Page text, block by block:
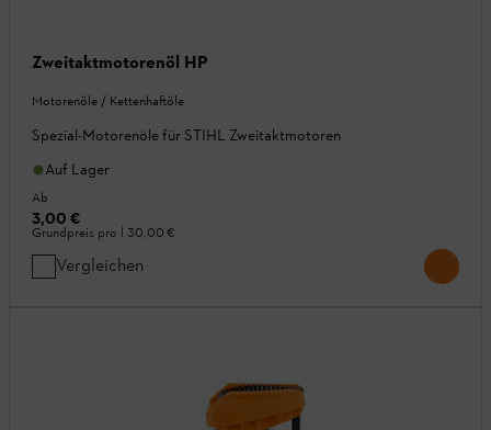
Zweitaktmotorenöl HP
Motorenöle / Kettenhaftöle
Spezial-Motorenöle für STIHL Zweitaktmotoren
Auf Lager
Ab
3,00 €
Grundpreis pro l 30,00 €
Vergleichen